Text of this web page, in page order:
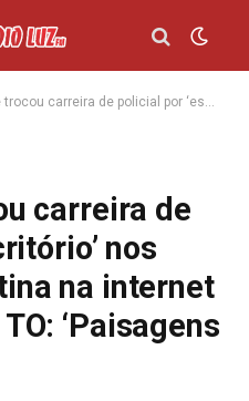
por ‘escritório’ nos céus mostra rotina na internet e se declara ao TO: ‘Paisagens únicas’
carreira de
nos
na internet
‘Paisagens